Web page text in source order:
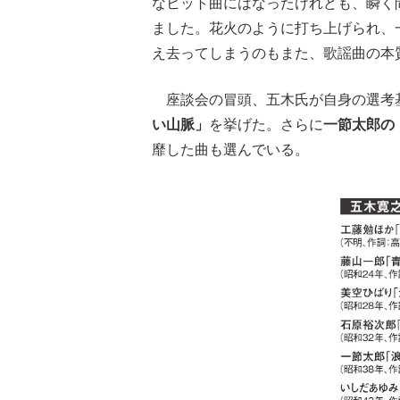
ました。花火のように打ち上げられ
え去ってしまうのもまた、歌謡曲の
座談会の冒頭、五木氏が自身の選考
い山脈」
を挙げた。さらに一節太郎の
靡した曲も選んでいる。